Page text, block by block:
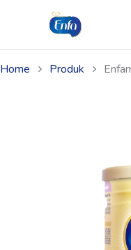
Home Produk